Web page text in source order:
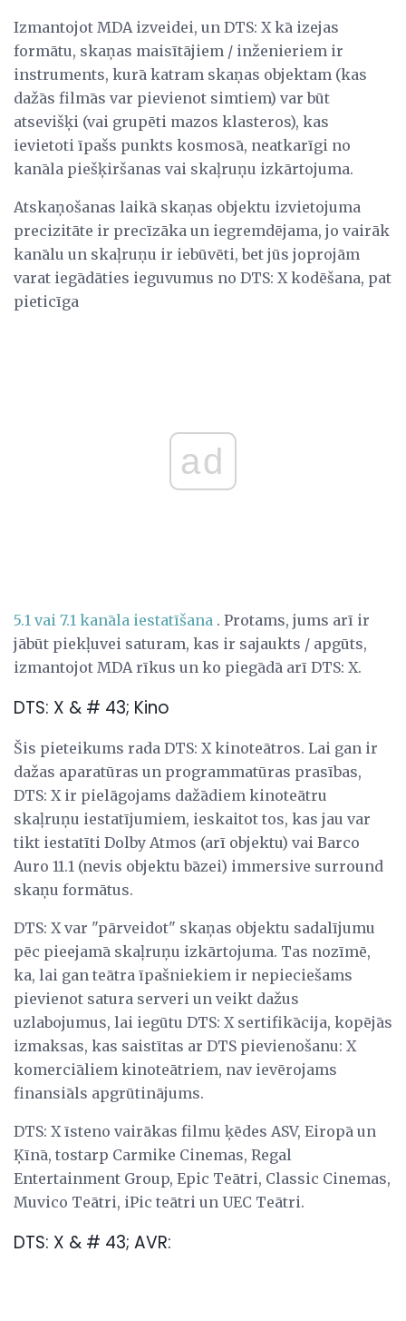
Izmantojot MDA izveidei, un DTS: X kā izejas
formātu, skaņas maisītājiem / inženieriem ir
instruments, kurā katram skaņas objektam (kas
dažās filmās var pievienot simtiem) var būt
atsevišķi (vai grupēti mazos klasteros), kas
ievietoti īpašs punkts kosmosā, neatkarīgi no
kanāla piešķiršanas vai skaļruņu izkārtojuma.
Atskaņošanas laikā skaņas objektu izvietojuma
precizitāte ir precīzāka un iegremdējama, jo vairāk
kanālu un skaļruņu ir iebūvēti, bet jūs joprojām
varat iegādāties ieguvumus no DTS: X kodēšana, pat
pieticīga
ad
5.1 vai 7.1 kanāla iestatīšana . Protams, jums arī ir
jābūt piekļuvei saturam, kas ir sajaukts / apgūts,
izmantojot MDA rīkus un ko piegādā arī DTS: X.
DTS: X & # 43; Kino
Šis pieteikums rada DTS: X kinoteātros. Lai gan ir
dažas aparatūras un programmatūras prasības,
DTS: X ir pielāgojams dažādiem kinoteātru
skaļruņu iestatījumiem, ieskaitot tos, kas jau var
tikt iestatīti Dolby Atmos (arī objektu) vai Barco
Auro 11.1 (nevis objektu bāzei) immersive surround
skaņu formātus.
DTS: X var "pārveidot" skaņas objektu sadalījumu
pēc pieejamā skaļruņu izkārtojuma. Tas nozīmē,
ka, lai gan teātra īpašniekiem ir nepieciešams
pievienot satura serveri un veikt dažus
uzlabojumus, lai iegūtu DTS: X sertifikācija, kopējās
izmaksas, kas saistītas ar DTS pievienošanu: X
komerciāliem kinoteātriem, nav ievērojams
finansiāls apgrūtinājums.
DTS: X īsteno vairākas filmu ķēdes ASV, Eiropā un
Ķīnā, tostarp Carmike Cinemas, Regal
Entertainment Group, Epic Teātri, Classic Cinemas,
Muvico Teātri, iPic teātri un UEC Teātri.
DTS: X & # 43; AVR: